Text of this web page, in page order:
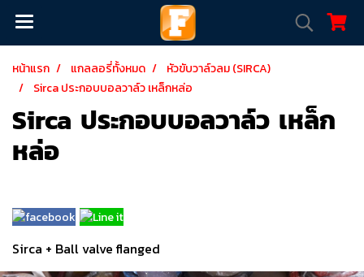
หน้าแรก แกลลอรี่ทั้งหมด
หัวขับวาล์วลม (SIRCA)
Sirca ประกอบบอลวาล์ว เหล็กหล่อ
Sirca ประกอบบอลวาล์ว เหล็ก
หล่อ
Sirca + Ball valve flanged